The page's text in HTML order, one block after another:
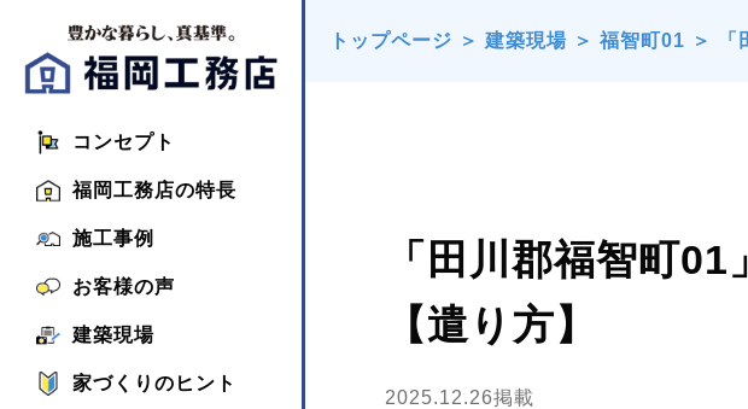
コンセプト
福岡工務店の特長
施工事例
お客様の声
建築現場
家づくりのヒント
トップページ ＞ 建築現場 ＞ 福智町01 ＞
「田川郡福智町
【遣り方】
2025.12.26掲載